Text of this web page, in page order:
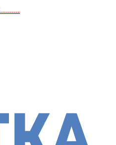
..........